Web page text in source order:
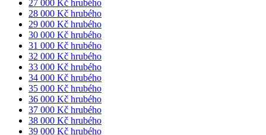
27 000 Kč hrubého
28 000 Kč hrubého
29 000 Kč hrubého
30 000 Kč hrubého
31 000 Kč hrubého
32 000 Kč hrubého
33 000 Kč hrubého
34 000 Kč hrubého
35 000 Kč hrubého
36 000 Kč hrubého
37 000 Kč hrubého
38 000 Kč hrubého
39 000 Kč hrubého